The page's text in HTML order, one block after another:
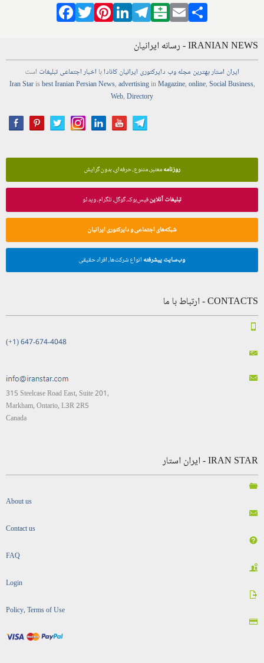
Facebook
TwitterPinterestLinkedIn
Telegram
Balatarin
Email
IRANIAN NEWS - رسانه ایرانیان
ایران استاربهترین مجلهوب دایرکتوری ایرانیان کانادابا اخباراجتماعیتبلیغات است
Iran Starisbest Iranian PersianNews,advertisinginMagazine,online,Social Business,
Web,Directory
روزنامهمعتبر، متنوع، حرفه‌ای، بدون گرایش
تبلیغات آنلاینفیس‌بوک، گوگل، تلگرام، ویدئو
شبکه‌های اجتماعی و دایرکتوری ایرانیان
وب‌سایت پیشرفته انواع شرکت‌ها، افراد حقیقی
CONTACTS - ارتباط با ما
(+1) 647-674-4048
315 Steelcase Road East, Suite 201,
Markham, Ontario, L3R 2R5
Canada
IRAN STAR - ایران استار
About us
Contact us
FAQ
Login
Policy, Terms of Use